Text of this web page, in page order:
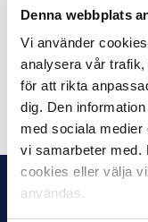
Denna webbplats
Vi använder
analysera vår
för att rikta
dig. Den
med sociala
vi samarbeter med.
cookies eller välja
användas.
matcher och tider
Superettan i ett
Dela på